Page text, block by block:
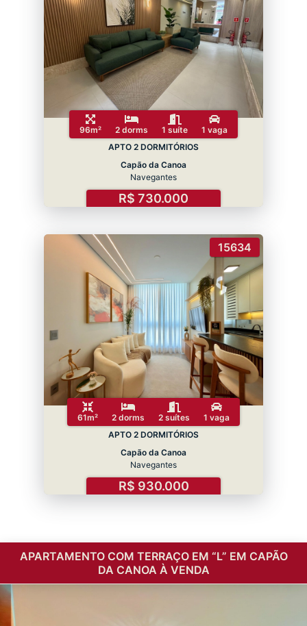
96m² 2 dorms 1 suíte
1 vaga
APTO 2 DORMITÓRIOS
Capão da Canoa
Navegantes
R$ 730.000
15634
61m² 2 dorms 2 suítes
1 vaga
APTO 2 DORMITÓRIOS
Capão da Canoa
Navegantes
R$ 930.000
APARTAMENTO COM TERRAÇO EM “L” EM CAPÃO
DA CANOA À VENDA